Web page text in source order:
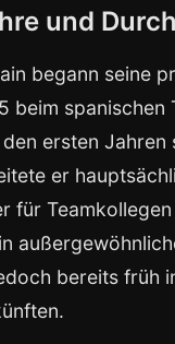
und
begann seine
beim spanischen
ersten Jahren
er
für
bereits früh